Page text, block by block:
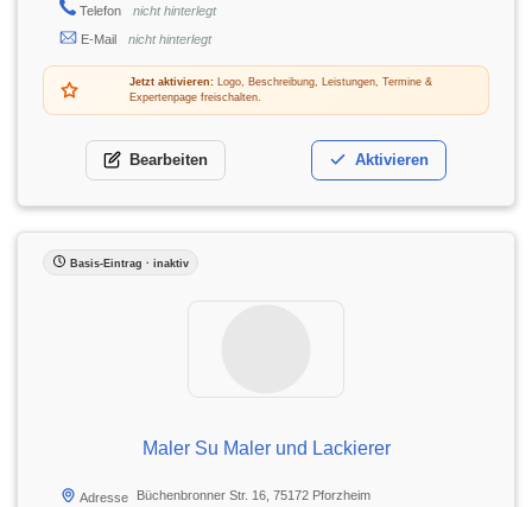
Telefon
nicht hinterlegt
E-Mail
nicht hinterlegt
Jetzt aktivieren:Logo, Beschreibung, Leistungen, Termine &
Expertenpage freischalten.
Bearbeiten Aktivieren
Basis-Eintrag · inaktiv
Maler Su Maler und Lackierer
Adresse Büchenbronner Str. 16, 75172 Pforzheim